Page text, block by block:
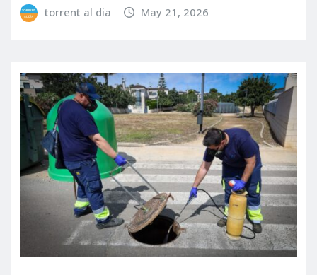
torrent al dia May 21, 2026